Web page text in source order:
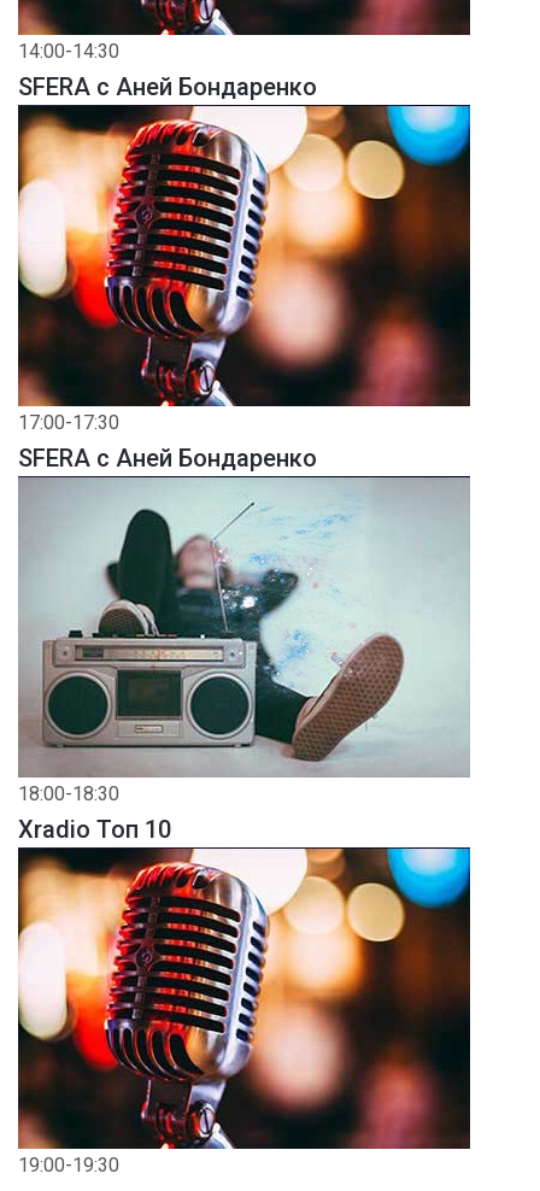
14:00-14:30
SFERA с Аней Бондаренко
17:00-17:30
SFERA с Аней Бондаренко
18:00-18:30
Xradio Топ 10
19:00-19:30